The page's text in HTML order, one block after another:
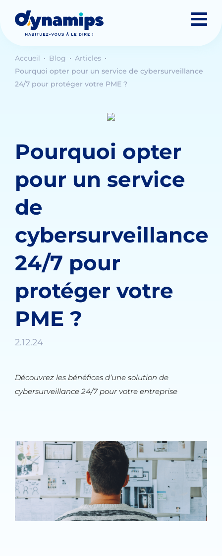
Accueil Blog
Articles
Pourquoi opter pour un service de cybersurveillance
24/7 pour protéger votre PME ?
Pourquoi opter
pour un service
de
cybersurveillance
24/7 pour
protéger votre
PME ?
2.12.24
Découvrez les bénéfices d’une solution de
cybersurveillance 24/7 pour votre entreprise